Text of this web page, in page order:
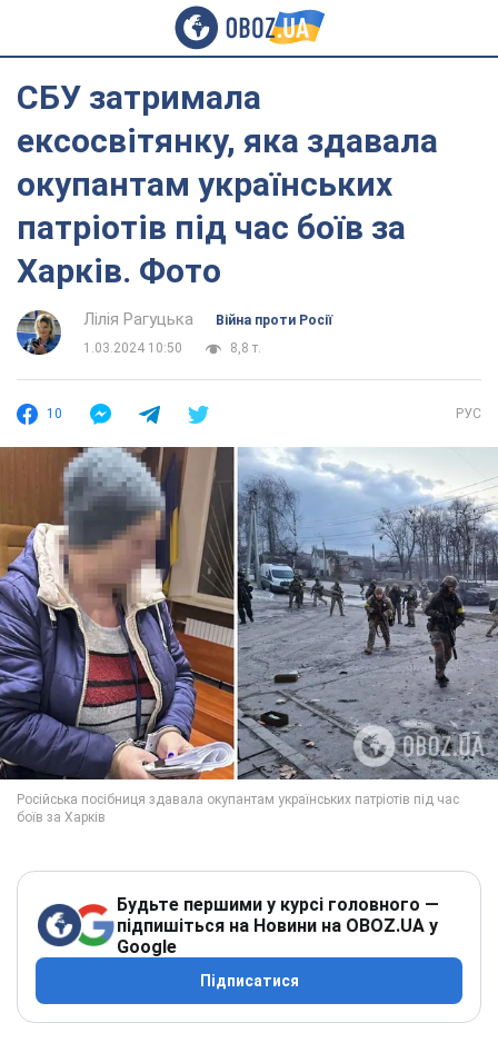
СБУ затримала
ексосвітянку, яка здавала
окупантам українських
патріотів під час боїв за
Харків. Фото
Лілія Рагуцька
Війна проти Росії
1.03.2024 10:50
8,8 т.
10 РУС
Будьте першими у курсі головного —
підпишіться на Новини на OBOZ.UA у
Google
Підписатися